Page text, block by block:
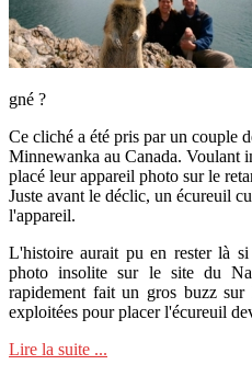
gné ?
Ce cliché a été pris par un couple
Minnewanka au Canada. Voulant
placé leur appareil photo sur le
Juste avant le déclic, un écureuil
l'appareil.
L'histoire aurait pu en rester là
photo insolite sur le site du
rapidement fait un gros buzz
exploitées pour placer l'écureuil
Lire la suite ...